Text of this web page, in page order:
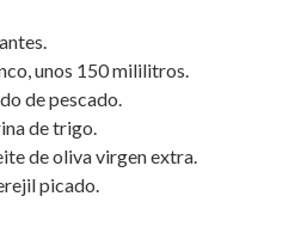
unos 150 mililitros.
de pescado.
de trigo.
de oliva virgen extra.
picado.